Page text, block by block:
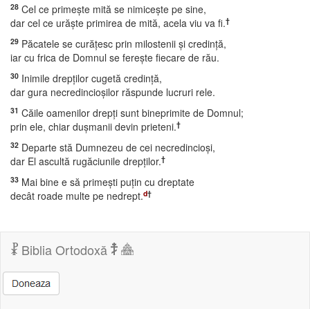
28 Cel ce primeşte mită se nimiceşte pe sine,
dar cel ce urăşte primirea de mită, acela viu va fi.†
29 Păcatele se curăţesc prin milostenii şi credinţă,
iar cu frica de Domnul se fereşte fiecare de rău.
30 Inimile drepţilor cugetă credinţă,
dar gura necredincioşilor răspunde lucruri rele.
31 Căile oamenilor drepţi sunt bineprimite de Domnul;
prin ele, chiar duşmanii devin prieteni.†
32 Departe stă Dumnezeu de cei necredincioşi,
dar El ascultă rugăciunile drepţilor.†
33 Mai bine e să primeşti puţin cu dreptate
decât roade multe pe nedrept.d†
Biblia Ortodoxă